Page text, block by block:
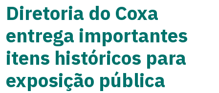
Diretoria do Coxa
entrega importantes
itens históricos para
exposição pública